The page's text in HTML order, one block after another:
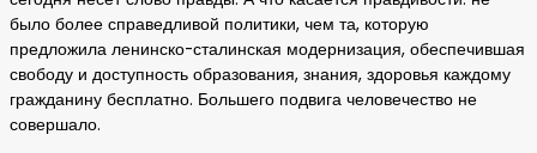
было более справедливой политики, чем та, которую
предложила ленинско-сталинская модернизация, обеспечившая
свободу и доступность образования, знания, здоровья каждому
гражданину бесплатно. Большего подвига человечество не
совершало.